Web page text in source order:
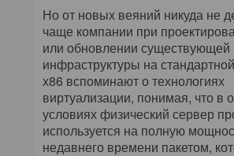
Но от новых веяний никуда не
чаще компании при
или обновлении существующей
инфраструктуры на
х86 вспоминают о технологиях
виртуализации, понимая, что в
условиях физический сервер
используется на полную
недавнего времени пакетом,